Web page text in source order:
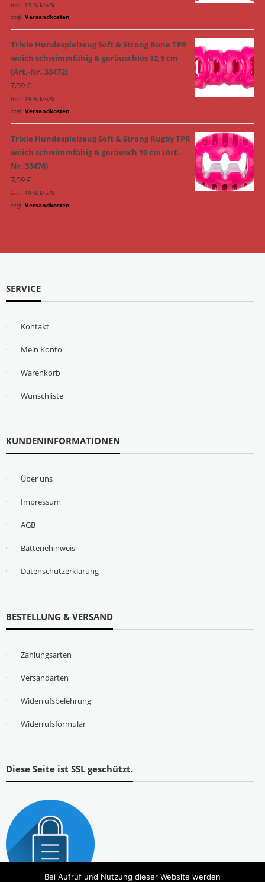
inkl. 19 % MwSt.
zzgl. Versandkosten
Trixie Hundespielzeug Soft & Strong Bone TPR
weich schwimmfähig & geräuschlos 12,5 cm
(Art.-Nr. 33472)
7,59€
inkl. 19 % MwSt.
zzgl. Versandkosten
Trixie Hundespielzeug Soft & Strong Rugby TPR
weich schwimmfähig & geräusch 10 cm (Art.-
Nr. 33476)
7,59€
inkl. 19 % MwSt.
zzgl. Versandkosten
SERVICE
Kontakt
Mein Konto
Warenkorb
Wunschliste
KUNDENINFORMATIONEN
Über uns
Impressum
AGB
Batteriehinweis
Datenschutzerklärung
BESTELLUNG & VERSAND
Zahlungsarten
Versandarten
Widerrufsbelehrung
Widerrufsformular
Diese Seite ist SSL geschützt.
Bei Aufruf und Nutzung dieser Website werden